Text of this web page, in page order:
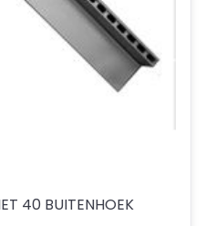
40 BUITENHOEK